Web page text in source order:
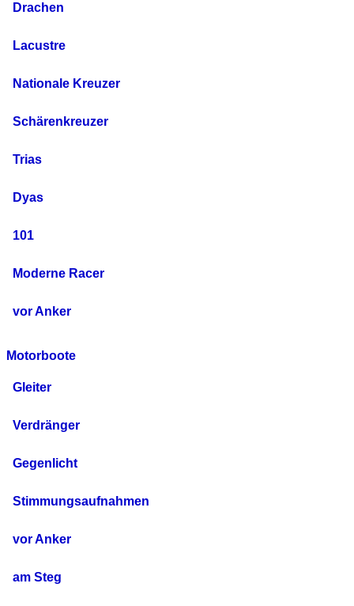
Drachen
Lacustre
Nationale Kreuzer
Schärenkreuzer
Trias
Dyas
101
Moderne Racer
vor Anker
Motorboote
Gleiter
Verdränger
Gegenlicht
Stimmungsaufnahmen
vor Anker
am Steg